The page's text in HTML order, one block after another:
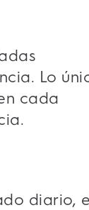
Lo
cada
diario,